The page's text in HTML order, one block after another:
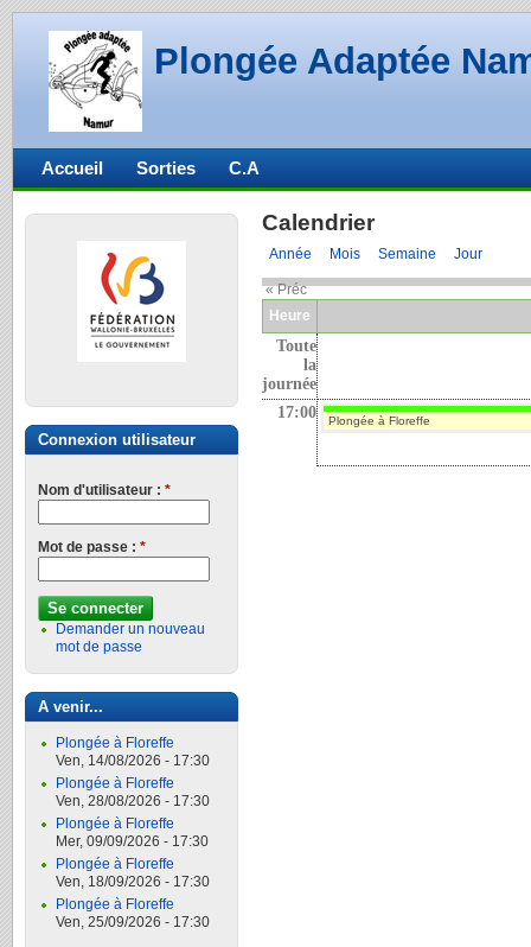
Plongée Adaptée
Calendrier
Année Mois Semaine Jour
« Préc
Heure
Toute
la
journée
17:00
Plongée à Floreffe
Accueil Sorties C.A
Connexion utilisateur
Nom d'utilisateur : *
Mot de passe : *
Demander un nouveau
mot de passe
A venir...
Plongée à Floreffe
Ven, 14/08/2026 - 17:30
Plongée à Floreffe
Ven, 28/08/2026 - 17:30
Plongée à Floreffe
Mer, 09/09/2026 - 17:30
Plongée à Floreffe
Ven, 18/09/2026 - 17:30
Plongée à Floreffe
Ven, 25/09/2026 - 17:30